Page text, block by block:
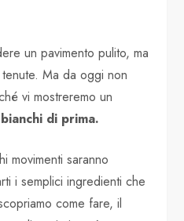
un pavimento pulito, ma
Ma da oggi non
vi mostreremo un
di prima.
movimenti saranno
i semplici ingredienti che
come fare, il